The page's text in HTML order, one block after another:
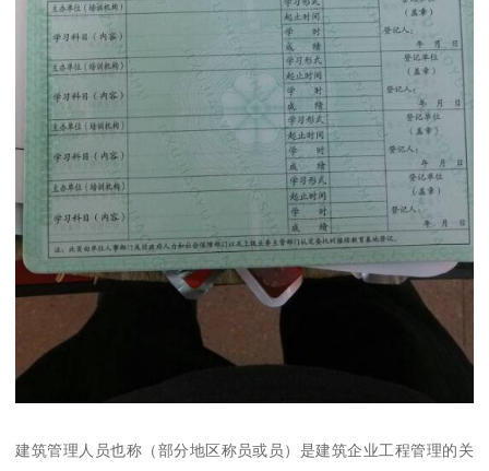
建筑管理人员也称（部分地区称员或员）是建筑企业工程管理的关